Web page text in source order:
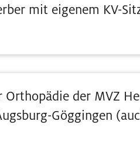
mit eigenem KV-
der MVZ
Göggingen